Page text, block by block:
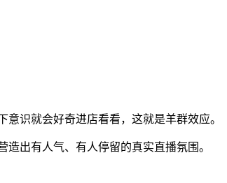
识就会好奇进店看看，这就是羊群效应。
出有人气、有人停留的真实直播氛围。